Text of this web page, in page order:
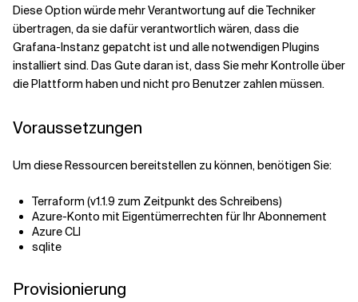
Diese Option würde mehr Verantwortung auf die Techniker
übertragen, da sie dafür verantwortlich wären, dass die
Grafana-Instanz gepatcht ist und alle notwendigen Plugins
installiert sind. Das Gute daran ist, dass Sie mehr Kontrolle über
die Plattform haben und nicht pro Benutzer zahlen müssen.
Voraussetzungen
Um diese Ressourcen bereitstellen zu können, benötigen Sie:
Terraform (v1.1.9 zum Zeitpunkt des Schreibens)
Azure-Konto mit Eigentümerrechten für Ihr Abonnement
Azure CLI
sqlite
Provisionierung